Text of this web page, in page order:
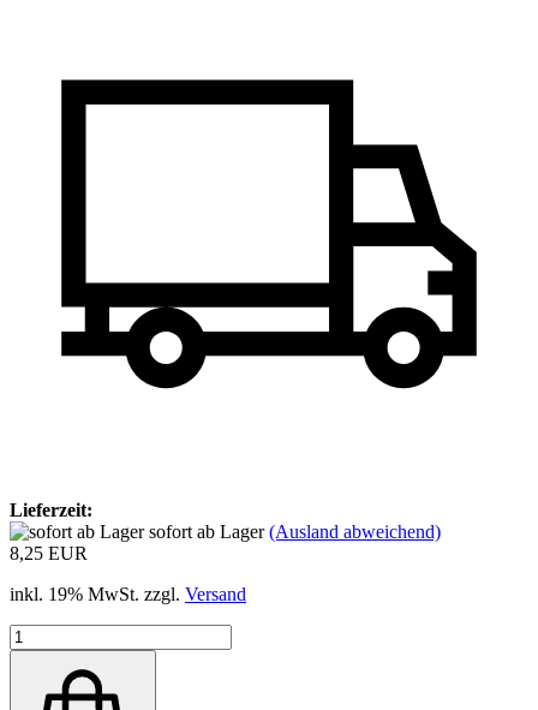
Lieferzeit:
sofort ab Lager(Ausland abweichend)
8,25 EUR
inkl. 19% MwSt. zzgl. Versand